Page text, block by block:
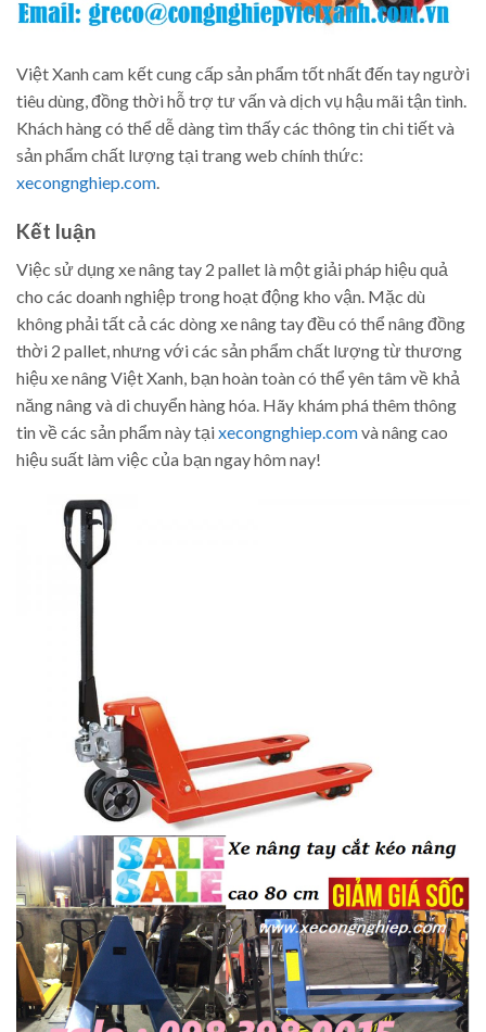
Việt Xanh cam kết cung cấp sản phẩm tốt nhất đến tay người
tiêu dùng, đồng thời hỗ trợ tư vấn và dịch vụ hậu mãi tận tình.
Khách hàng có thể dễ dàng tìm thấy các thông tin chi tiết và
sản phẩm chất lượng tại trang web chính thức:
xecongnghiep.com.
Kết luận
Việc sử dụng xe nâng tay 2 pallet là một giải pháp hiệu quả
cho các doanh nghiệp trong hoạt động kho vận. Mặc dù
không phải tất cả các dòng xe nâng tay đều có thể nâng đồng
thời 2 pallet, nhưng với các sản phẩm chất lượng từ thương
hiệu xe nâng Việt Xanh, bạn hoàn toàn có thể yên tâm về khả
năng nâng và di chuyển hàng hóa. Hãy khám phá thêm thông
tin về các sản phẩm này tạixecongnghiep.comvà nâng cao
hiệu suất làm việc của bạn ngay hôm nay!